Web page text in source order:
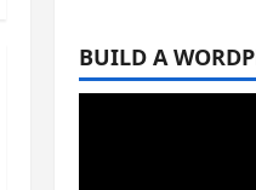
BUILD A